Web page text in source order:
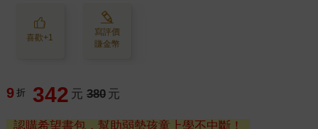
喜歡+1
寫評價
賺金幣
9 折 342 元 380 元
認購希望書包，幫助弱勢孩童上學不中斷！